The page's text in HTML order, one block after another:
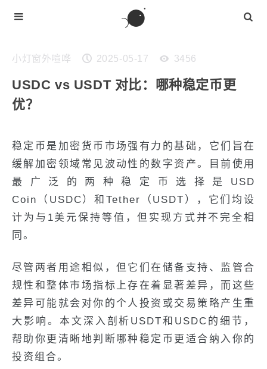
小灯窗外喧哗 2025-05-17 3456
USDC vs USDT 对比：哪种稳定币更
优？
稳定币是加密货币市场强有力的基础，它们旨在
缓解加密领域常见波动性的数字资产。目前使用
最广泛的两种稳定币选择是USD
Coin（USDC）和Tether（USDT），它们均设
计为与1美元保持等值，但实现方式并不完全相
同。
尽管两者用途相似，但它们在储备支持、监管合
规性和整体市场指标上存在着显著差异，而这些
差异可能就会对你的个人投资或交易策略产生重
大影响。本文深入剖析USDT和USDC的细节，
帮助你更清晰地判断哪种稳定币更适合纳入你的
投资组合。